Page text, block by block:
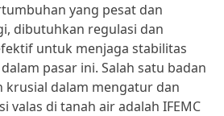
yang pesat dan
dibutuhkan regulasi dan
untuk menjaga stabilitas
pasar ini. Salah satu badan
krusial dalam mengatur dan
valas di tanah air adalah IFEMC